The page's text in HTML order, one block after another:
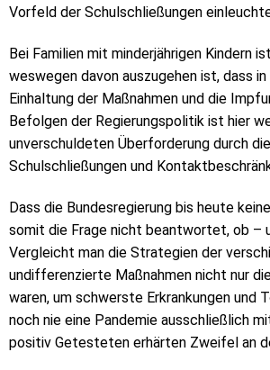
Vorfeld der Schulschließungen
Bei Familien mit minderjährigen Kindern
weswegen davon auszugehen ist, dass
Einhaltung der Maßnahmen und die
Befolgen der Regierungspolitik ist hier
unverschuldeten Überforderung durch
Schulschließungen und
Dass die Bundesregierung bis heute
somit die Frage nicht beantwortet, ob –
Vergleicht man die Strategien der
undifferenzierte Maßnahmen nicht nur
waren, um schwerste Erkrankungen und
noch nie eine Pandemie ausschließlich
positiv Getesteten erhärten Zweifel an